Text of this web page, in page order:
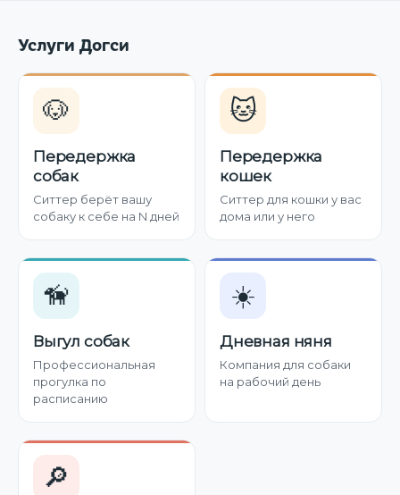
Услуги Догси
🐶
Передержка
собак
Ситтер берёт вашу
собаку к себе на N дней
🐱
Передержка
кошек
Ситтер для кошки у вас
дома или у него
🦮
Выгул собак
Профессиональная
прогулка по
расписанию
☀️
Дневная няня
Компания для собаки
на рабочий день
🔎